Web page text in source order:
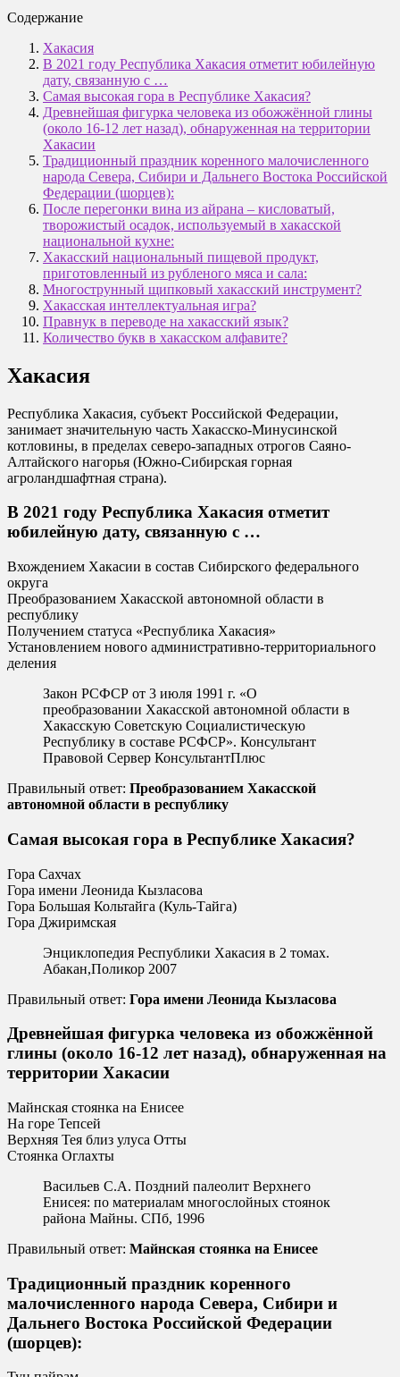
Содержание
Хакасия
В 2021 году Республика Хакасия отметит юбилейную
дату, связанную с …
Самая высокая гора в Республике Хакасия?
Древнейшая фигурка человека из обожжённой глины
(около 16-12 лет назад), обнаруженная на территории
Хакасии
Традиционный праздник коренного малочисленного
народа Севера, Сибири и Дальнего Востока Российской
Федерации (шорцев):
После перегонки вина из айрана – кисловатый,
творожистый осадок, используемый в хакасской
национальной кухне:
Хакасский национальный пищевой продукт,
приготовленный из рубленого мяса и сала:
Многострунный щипковый хакасский инструмент?
Хакасская интеллектуальная игра?
Правнук в переводе на хакасский язык?
Количество букв в хакасском алфавите?
Хакасия
Республика Хакасия, субъект Российской Федерации,
занимает значительную часть Хакасско-Минусинской
котловины, в пределах северо-западных отрогов Саяно-
Алтайского нагорья (Южно-Сибирская горная
агроландшафтная страна).
В 2021 году Республика Хакасия отметит
юбилейную дату, связанную с …
Вхождением Хакасии в состав Сибирского федерального
округа
Преобразованием Хакасской автономной области в
республику
Получением статуса «Республика Хакасия»
Установлением нового административно-территориального
деления
Закон РСФСР от 3 июля 1991 г. «О
преобразовании Хакасской автономной области в
Хакасскую Советскую Социалистическую
Республику в составе РСФСР». Консультант
Правовой Сервер КонсультантПлюс
Правильный ответ: Преобразованием Хакасской
автономной области в республику
Самая высокая гора в Республике Хакасия?
Гора Сахчах
Гора имени Леонида Кызласова
Гора Большая Кольтайга (Куль-Тайга)
Гора Джиримская
Энциклопедия Республики Хакасия в 2 томах.
Абакан,Поликор 2007
Правильный ответ: Гора имени Леонида Кызласова
Древнейшая фигурка человека из обожжённой
глины (около 16-12 лет назад), обнаруженная на
территории Хакасии
Майнская стоянка на Енисее
На горе Тепсей
Верхняя Teя близ улуса Отты
Стоянка Оглахты
Васильев С.А. Поздний палеолит Верхнего
Енисея: по материалам многослойных стоянок
района Майны. СПб, 1996
Правильный ответ: Майнская стоянка на Енисее
Традиционный праздник коренного
малочисленного народа Севера, Сибири и
Дальнего Востока Российской Федерации
(шорцев):